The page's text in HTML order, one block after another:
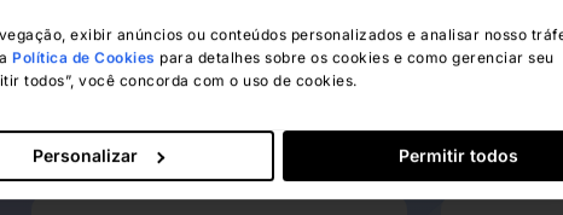
exibir anúncios ou conteúdos personalizados e analisar nosso
Política de Cookies para detalhes sobre os cookies e como gerenciar seu
todos”, você concorda com o uso de cookies.
Personalizar Permitir todos